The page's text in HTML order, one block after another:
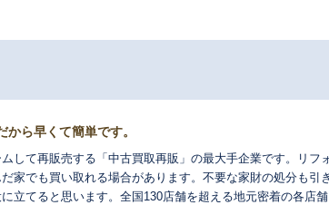
ら早くて簡単です。
して再販売する「中古買取再販」の最大手企業です。リフ
家でも買い取れる場合があります。不要な家財の処分も引
立てると思います。全国130店舗を超える地元密着の各店舗